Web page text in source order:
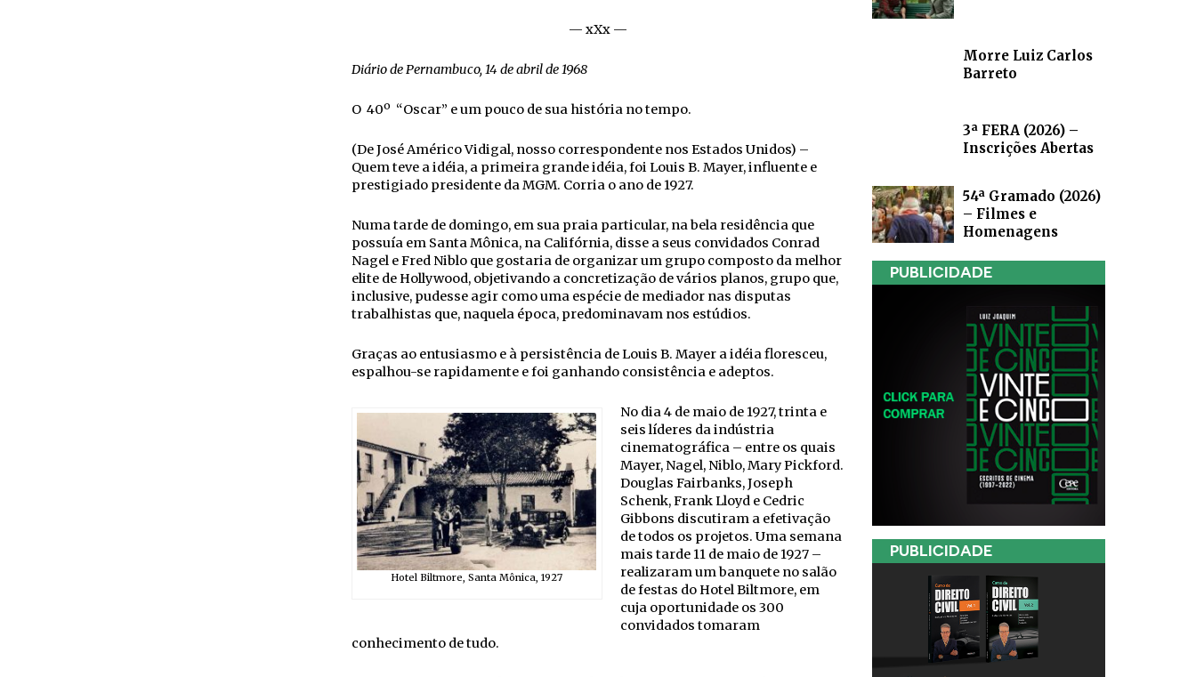
— xXx —
Diário de Pernambuco, 14 de abril de 1968
O 40º “Oscar” e um pouco de sua história no tempo.
(De José Américo Vidigal, nosso correspondente nos Estados Unidos) –
Quem teve a idéia, a primeira grande idéia, foi Louis B. Mayer, influente e
prestigiado presidente da MGM. Corria o ano de 1927.
Numa tarde de domingo, em sua praia particular, na bela residência que
possuía em Santa Mônica, na Califórnia, disse a seus convidados Conrad
Nagel e Fred Niblo que gostaria de organizar um grupo composto da melhor
elite de Hollywood, objetivando a concretização de vários planos, grupo que,
inclusive, pudesse agir como uma espécie de mediador nas disputas
trabalhistas que, naquela época, predominavam nos estúdios.
Graças ao entusiasmo e à persistência de Louis B. Mayer a idéia floresceu,
espalhou-se rapidamente e foi ganhando consistência e adeptos.
Hotel Biltmore, Santa Mônica, 1927
No dia 4 de maio de 1927, trinta e
seis líderes da indústria
cinematográfica – entre os quais
Mayer, Nagel, Niblo, Mary Pickford.
Douglas Fairbanks, Joseph
Schenk, Frank Lloyd e Cedric
Gibbons discutiram a efetivação
de todos os projetos. Uma semana
mais tarde 11 de maio de 1927 –
realizaram um banquete no salão
de festas do Hotel Biltmore, em
cuja oportunidade os 300
convidados tomaram
conhecimento de tudo.
Morre Luiz Carlos
Barreto
3ª FERA (2026) –
Inscrições Abertas
54ª Gramado (2026)
– Filmes e
Homenagens
PUBLICIDADE
PUBLICIDADE